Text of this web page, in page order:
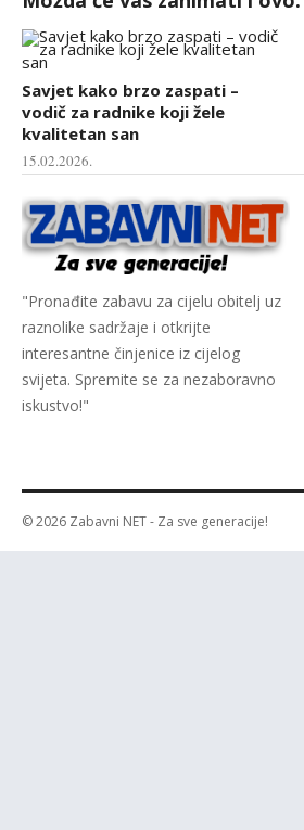
Savjet kako brzo zaspati –
vodič za radnike koji žele
kvalitetan san
15.02.2026.
"Pronađite zabavu za cijelu obitelj uz
raznolike sadržaje i otkrijte
interesantne činjenice iz cijelog
svijeta. Spremite se za nezaboravno
iskustvo!"
© 2026 Zabavni NET- Za sve generacije!